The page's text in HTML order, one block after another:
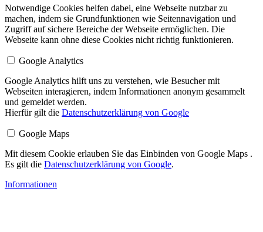
Notwendige Cookies helfen dabei, eine Webseite nutzbar zu
machen, indem sie Grundfunktionen wie Seitennavigation und
Zugriff auf sichere Bereiche der Webseite ermöglichen. Die
Webseite kann ohne diese Cookies nicht richtig funktionieren.
Google Analytics
Google Analytics hilft uns zu verstehen, wie Besucher mit
Webseiten interagieren, indem Informationen anonym gesammelt
und gemeldet werden.
Hierfür gilt die Datenschutzerklärung von Google
Google Maps
Mit diesem Cookie erlauben Sie das Einbinden von Google Maps .
Es gilt die Datenschutzerklärung von Google.
Informationen